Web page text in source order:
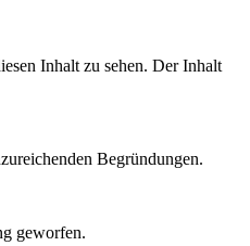
Inhalt zu sehen. Der Inhalt
Begründungen.
geworfen.